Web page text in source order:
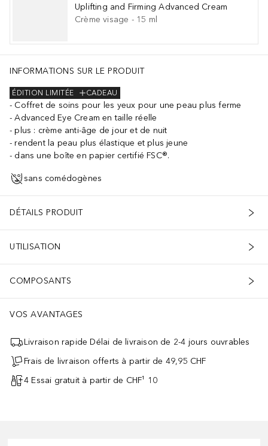
Uplifting and Firming Advanced Cream
Crème visage - 15 ml
INFORMATIONS SUR LE PRODUIT
CADEAU
ÉDITION LIMITÉE
Coffret de soins pour les yeux pour une peau plus ferme
Advanced Eye Cream en taille réelle
plus : crème anti-âge de jour et de nuit
rendent la peau plus élastique et plus jeune
dans une boîte en papier certifié FSC®.
sans comédogènes
DÉTAILS PRODUIT
UTILISATION
COMPOSANTS
Oil/Extract･Tetramethyl
712>
･Linalyl Acetate･Linalool･
VOS AVANTAGES
Livraison rapide Délai de livraison de 2-4 jours ouvrables
Frais de livraison offerts à partir de 49,95 CHF
4 Essai gratuit à partir de CHF¹ 10